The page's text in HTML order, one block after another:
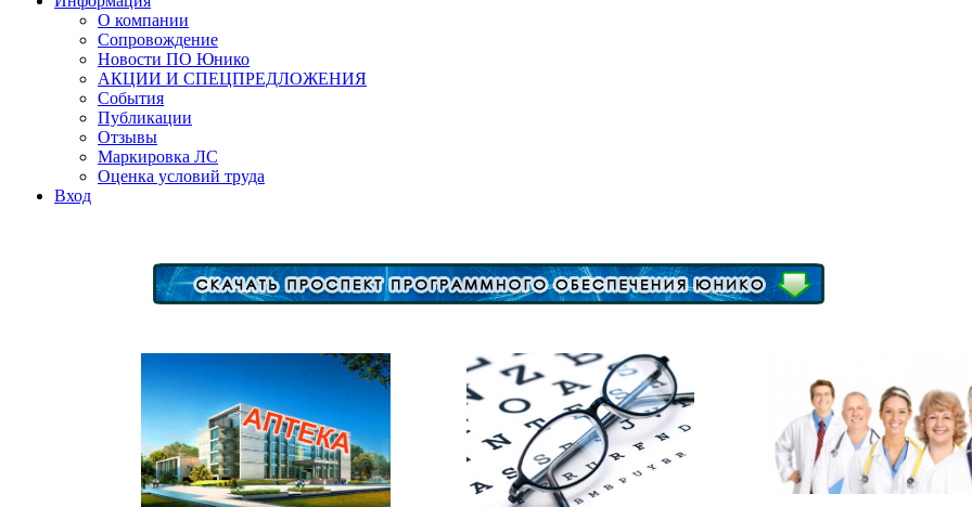
О компании
Сопровождение
Новости ПО Юнико
АКЦИИ И СПЕЦПРЕДЛОЖЕНИЯ
События
Публикации
Отзывы
Маркировка ЛС
Оценка условий труда
Вход